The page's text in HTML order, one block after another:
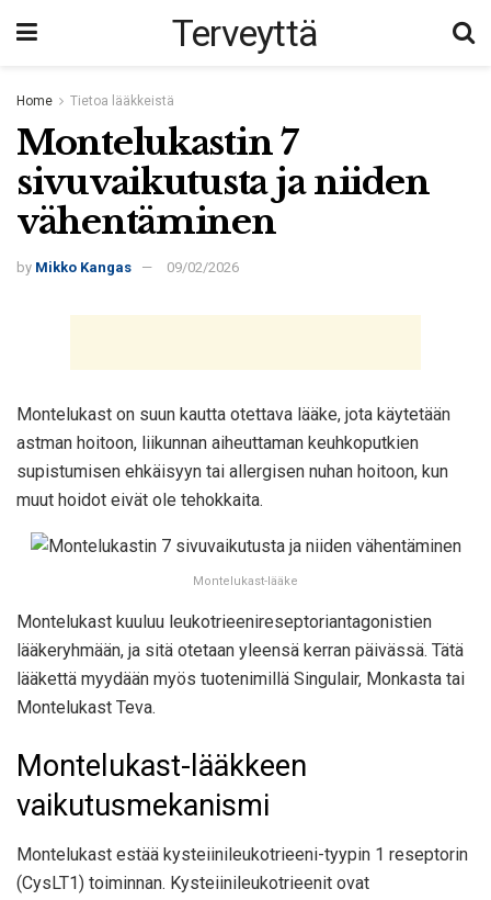
Terveyttä
Home Tietoa lääkkeistä
Montelukastin 7
sivuvaikutusta ja niiden
vähentäminen
by Mikko Kangas 09/02/2026
Montelukast on suun kautta otettava lääke, jota käytetään
astman hoitoon, liikunnan aiheuttaman keuhkoputkien
supistumisen ehkäisyyn tai allergisen nuhan hoitoon, kun
muut hoidot eivät ole tehokkaita.
Montelukast-lääke
Montelukast kuuluu leukotrieenireseptoriantagonistien
lääkeryhmään, ja sitä otetaan yleensä kerran päivässä. Tätä
lääkettä myydään myös tuotenimillä Singulair, Monkasta tai
Montelukast Teva.
Montelukast-lääkkeen
vaikutusmekanismi
Montelukast estää kysteiinileukotrieeni-tyypin 1 reseptorin
(CysLT1) toiminnan. Kysteiinileukotrieenit ovat